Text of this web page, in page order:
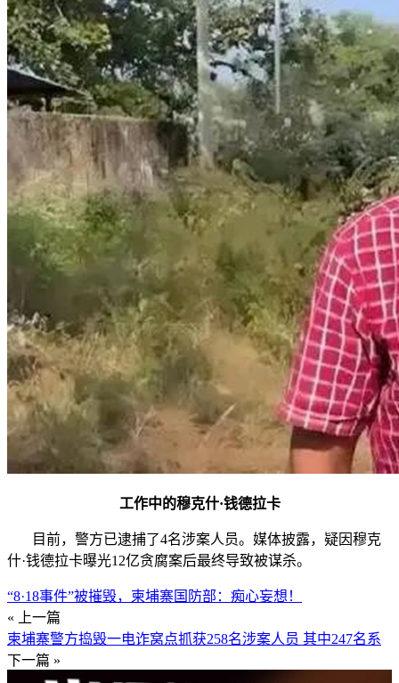
工作中的穆克什·钱德拉卡
目前，警方已逮捕了4名涉案人员。媒体披露，疑因穆克
什·钱德拉卡曝光12亿贪腐案后最终导致被谋杀。
“8·18事件”被摧毁，柬埔寨国防部：痴心妄想！
« 上一篇
柬埔寨警方捣毁一电诈窝点抓获258名涉案人员 其中247名系
下一篇 »